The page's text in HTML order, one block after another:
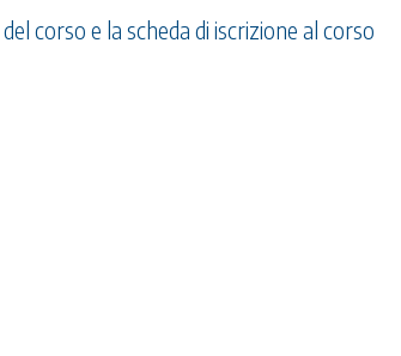
corso e la scheda di iscrizione al corso